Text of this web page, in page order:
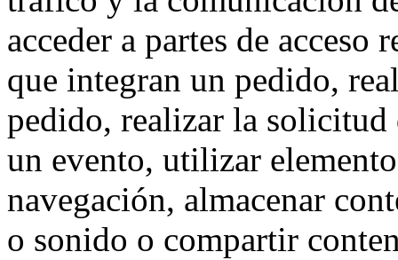
acceder a partes de
que integran un pedido,
pedido, realizar la
un evento, utilizar
navegación, almacenar
o sonido o compartir